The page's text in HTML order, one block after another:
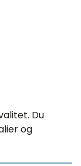
Du
og